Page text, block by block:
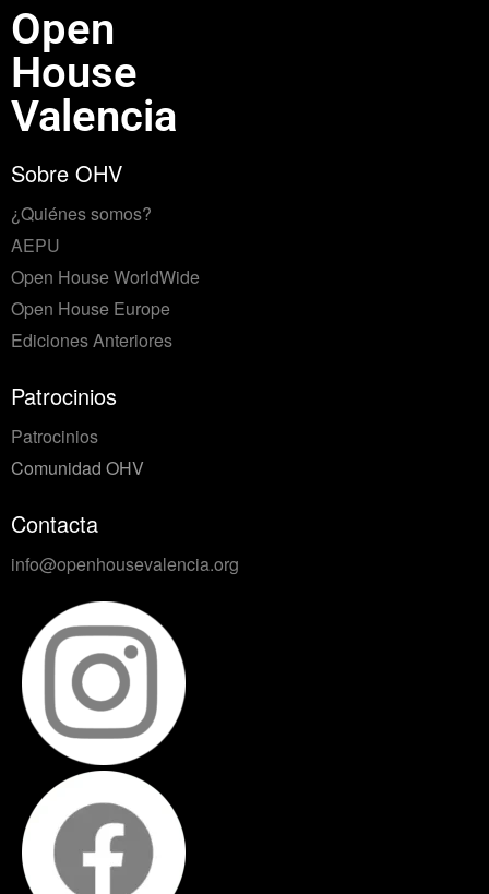
Open
House
Valencia
Sobre OHV
¿Quiénes somos?
AEPU
Open House WorldWide
Open House Europe
Ediciones Anteriores
Patrocinios
Patrocinios
Comunidad OHV
Contacta
info@openhousevalencia.org